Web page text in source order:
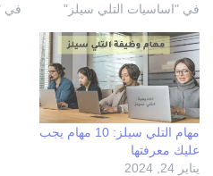
في "اساسيات التلي سيلز"
في
مهام التلي سيلز: 10 مهام يجب
عليك معرفتها
يناير 24, 2024